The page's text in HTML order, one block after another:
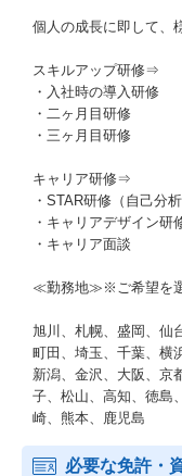
個人の成長に即して、
スキルアップ研修⇒
・入社時の導入研修
・二ヶ月目研修
・三ヶ月目研修
キャリア研修⇒
・STAR研修（自己分析
・キャリアデザイン研
・キャリア面談
≪勤務地≫※ご希望を選
旭川、札幌、盛岡、仙
町田、埼玉、千葉、横
新潟、金沢、大阪、京
子、松山、高知、徳島
崎、熊本、鹿児島
必要な免許・